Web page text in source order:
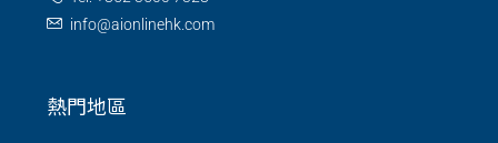
info@aionlinehk.com
熱門地區